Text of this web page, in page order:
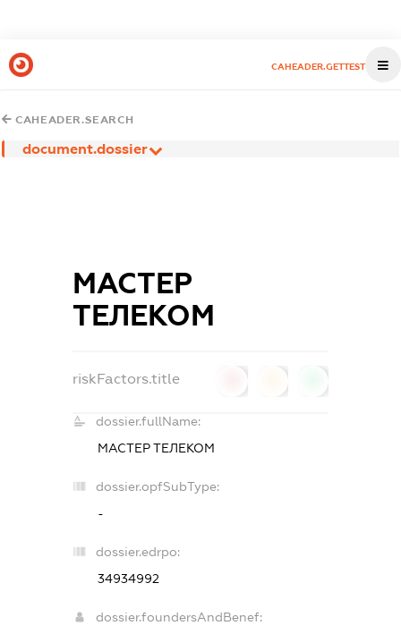
CAHEADER.GETTEST
CAHEADER.SEARCH
document.dossier
МАСТЕР
ТЕЛЕКОМ
riskFactors.title
dossier.fullName:
МАСТЕР ТЕЛЕКОМ
dossier.opfSubType:
-
dossier.edrpo:
34934992
dossier.foundersAndBenef: